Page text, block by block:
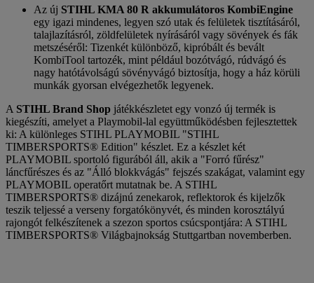
Az új STIHL KMA 80 R akkumulátoros KombiEngine
egy igazi mindenes, legyen szó utak és felületek tisztításáról,
talajlazításról, zöldfelületek nyírásáról vagy sövények és fák
metszéséről: Tizenkét különböző, kipróbált és bevált
KombiTool tartozék, mint például bozótvágó, rúdvágó és
nagy hatótávolságú sövényvágó biztosítja, hogy a ház körüli
munkák gyorsan elvégezhetők legyenek.
A STIHL Brand Shop játékkészletet egy vonzó új termék is
kiegészíti, amelyet a Playmobil-lal együttműködésben fejlesztettek
ki: A különleges STIHL PLAYMOBIL "STIHL
TIMBERSPORTS® Edition" készlet. Ez a készlet két
PLAYMOBIL sportoló figurából áll, akik a "Forró fűrész"
láncfűrészes és az "Álló blokkvágás" fejszés szakágat, valamint egy
PLAYMOBIL operatőrt mutatnak be. A STIHL
TIMBERSPORTS® dizájnú zenekarok, reflektorok és kijelzők
teszik teljessé a verseny forgatókönyvét, és minden korosztályú
rajongót felkészítenek a szezon sportos csúcspontjára: A STIHL
TIMBERSPORTS® Világbajnokság Stuttgartban novemberben.